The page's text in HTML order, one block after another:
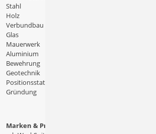
Stahl
Holz
Verbundbau
Glas
Mauerwerk
Aluminium
Bewehrung
Geotechnik
Positionsstatik
Gründung
Marken & Produkte